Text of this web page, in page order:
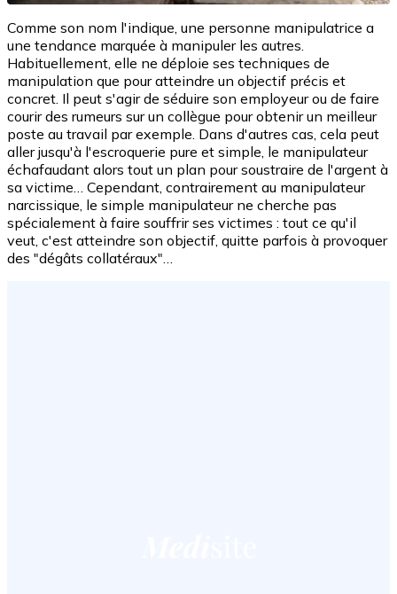
Comme son nom l'indique, une personne manipulatrice a
une tendance marquée à manipuler les autres.
Habituellement, elle ne déploie ses techniques de
manipulation que pour atteindre un objectif précis et
concret. Il peut s'agir de séduire son employeur ou de faire
courir des rumeurs sur un collègue pour obtenir un meilleur
poste au travail par exemple. Dans d'autres cas, cela peut
aller jusqu'à l'escroquerie pure et simple, le manipulateur
échafaudant alors tout un plan pour soustraire de l'argent à
sa victime… Cependant, contrairement au manipulateur
narcissique, le simple manipulateur ne cherche pas
spécialement à faire souffrir ses victimes : tout ce qu'il
veut, c'est atteindre son objectif, quitte parfois à provoquer
des "dégâts collatéraux"…